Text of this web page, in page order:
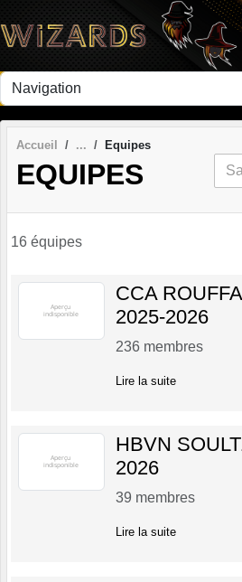
Accueil Equipes
EQUIPES
16 équipes
CCA
2025-2026
236 membres
Lire la suite
HBVN
2026
39 membres
Lire la suite
Panneau de gestion des cookies